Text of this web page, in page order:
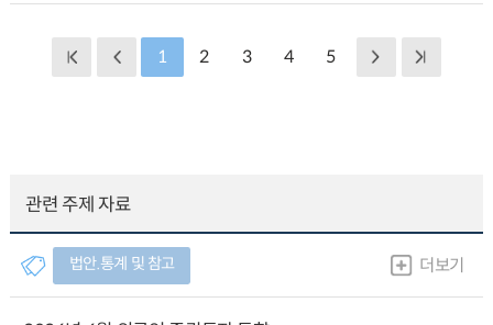
1 2 3 4 5
관련 주제 자료
법안.통계 및 참고 더보기